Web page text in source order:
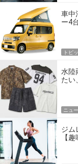
車中
ー4
トピ
水陸
たい
ニュ
ジム
【